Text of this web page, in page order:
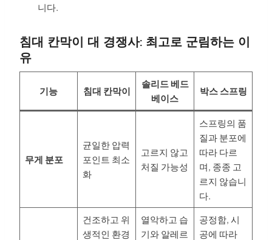
니다.
침대 칸막이 대 경쟁사: 최고로 군림하는 이
유
기능 침대 칸막이
솔리드 베드
베이스
박스 스프링
무게 분포
균일한 압력
포인트 최소
화
고르지 않고
처질 가능성
스프링의 품
질과 분포에
따라 다르
며, 종종 고
르지 않습니
다.
건조하고 위
생적인 환경
열악하고 습
기와 알레르
공정함, 시
공에 따라